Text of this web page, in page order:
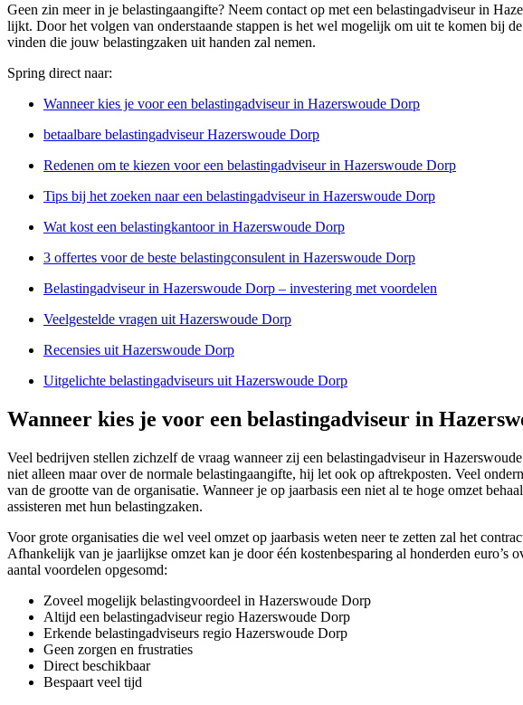
Geen zin meer in je belastingaangifte? Neem contact op met een belastingadviseur in
lijkt. Door het volgen van onderstaande stappen is het wel mogelijk om uit te komen bij
vinden die jouw belastingzaken uit handen zal nemen.
Spring direct naar:
Wanneer kies je voor een belastingadviseur in Hazerswoude Dorp
betaalbare belastingadviseur Hazerswoude Dorp
Redenen om te kiezen voor een belastingadviseur in Hazerswoude Dorp
Tips bij het zoeken naar een belastingadviseur in Hazerswoude Dorp
Wat kost een belastingkantoor in Hazerswoude Dorp
3 offertes voor de beste belastingconsulent in Hazerswoude Dorp
Belastingadviseur in Hazerswoude Dorp – investering met voordelen
Veelgestelde vragen uit Hazerswoude Dorp
Recensies uit Hazerswoude Dorp
Uitgelichte belastingadviseurs uit Hazerswoude Dorp
Wanneer kies je voor een belastingadviseur in
Veel bedrijven stellen zichzelf de vraag wanneer zij een belastingadviseur in
niet alleen maar over de normale belastingaangifte, hij let ook op aftrekposten. Veel
van de grootte van de organisatie. Wanneer je op jaarbasis een niet al te hoge omzet
assisteren met hun belastingzaken.
Voor grote organisaties die wel veel omzet op jaarbasis weten neer te zetten zal het
Afhankelijk van je jaarlijkse omzet kan je door één kostenbesparing al honderden
aantal voordelen opgesomd:
Zoveel mogelijk belastingvoordeel in Hazerswoude Dorp
Altijd een belastingadviseur regio Hazerswoude Dorp
Erkende belastingadviseurs regio Hazerswoude Dorp
Geen zorgen en frustraties
Direct beschikbaar
Bespaart veel tijd